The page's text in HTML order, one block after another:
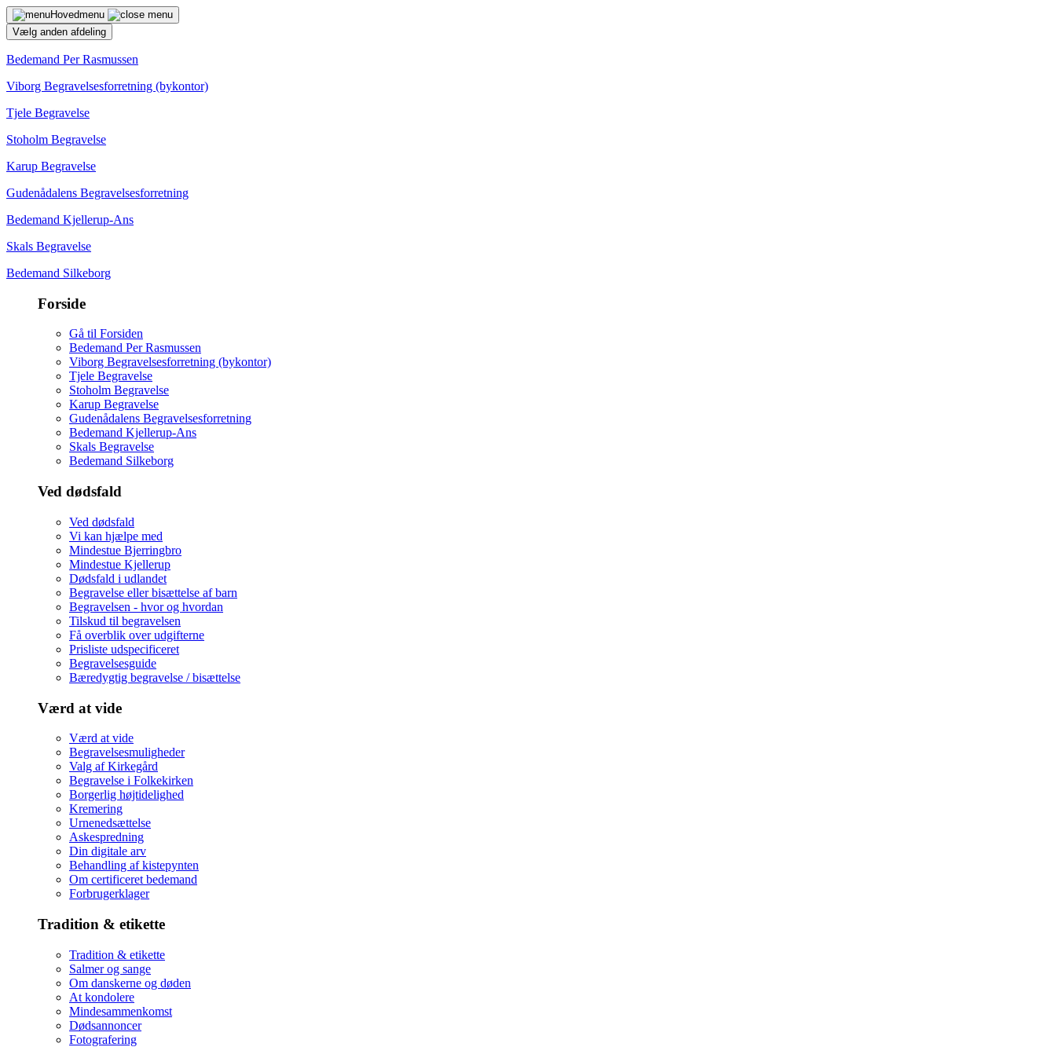
Hovedmenu
Vælg anden afdeling
Bedemand Per Rasmussen
Viborg Begravelsesforretning (bykontor)
Tjele Begravelse
Stoholm Begravelse
Karup Begravelse
Gudenådalens Begravelsesforretning
Bedemand Kjellerup-Ans
Skals Begravelse
Bedemand Silkeborg
Forside
Gå til Forsiden
Bedemand Per Rasmussen
Viborg Begravelsesforretning (bykontor)
Tjele Begravelse
Stoholm Begravelse
Karup Begravelse
Gudenådalens Begravelsesforretning
Bedemand Kjellerup-Ans
Skals Begravelse
Bedemand Silkeborg
Ved dødsfald
Ved dødsfald
Vi kan hjælpe med
Mindestue Bjerringbro
Mindestue Kjellerup
Dødsfald i udlandet
Begravelse eller bisættelse af barn
Begravelsen - hvor og hvordan
Tilskud til begravelsen
Få overblik over udgifterne
Prisliste udspecificeret
Begravelsesguide
Bæredygtig begravelse / bisættelse
Værd at vide
Værd at vide
Begravelsesmuligheder
Valg af Kirkegård
Begravelse i Folkekirken
Borgerlig højtidelighed
Kremering
Urnenedsættelse
Askespredning
Din digitale arv
Behandling af kistepynten
Om certificeret bedemand
Forbrugerklager
Tradition & etikette
Tradition & etikette
Salmer og sange
Om danskerne og døden
At kondolere
Mindesammenkomst
Dødsannoncer
Fotografering